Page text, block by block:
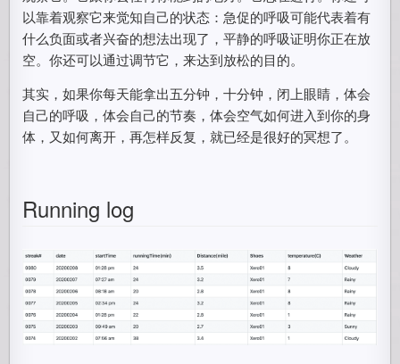
以靠着观察它来觉知自己的状态：急促的呼吸可能代表着有
什么负面或者兴奋的想法出现了，平静的呼吸证明你正在放
空。你还可以通过调节它，来达到放松的目的。
其实，如果你每天能拿出五分钟，十分钟，闭上眼睛，体会
自己的呼吸，体会自己的节奏，体会空气如何进入到你的身
体，又如何离开，再怎样反复，就已经是很好的冥想了。
Running log